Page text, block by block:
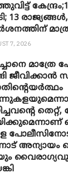
13
7, 2026
ജീവിക്കാൻ
തെറ്റ്,
അന്യായം